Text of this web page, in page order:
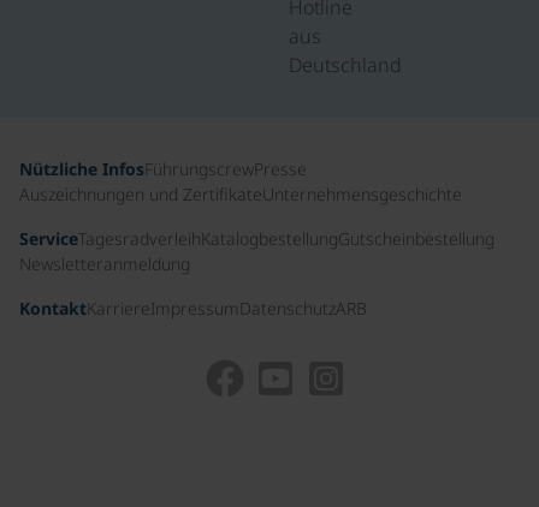
Hotline
aus
Deutschland
Nützliche InfosFührungscrewPresse
Auszeichnungen und ZertifikateUnternehmensgeschichte
ServiceTagesradverleihKatalogbestellungGutscheinbestellung
Newsletteranmeldung
KontaktKarriereImpressum DatenschutzARB